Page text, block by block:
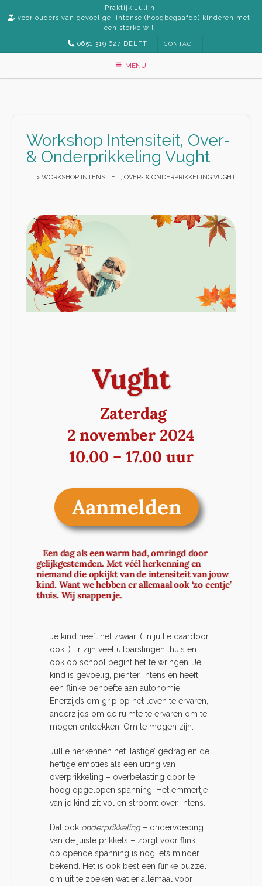
Praktijk Julijn
voor ouders van gevoelige, intense (hoogbegaafde) kinderen met
een sterke wil
0651 319 627 DELFT CONTACT
MENU
Workshop Intensiteit, Over-
& Onderprikkeling Vught
> WORKSHOP INTENSITEIT, OVER- & ONDERPRIKKELING VUGHT
Vught
Zaterdag
2 november 2024
10.00 – 17.00 uur
Aanmelden
Een dag als een warm bad, omringd door
gelijkgestemden. Met véél herkenning en
niemand die opkijkt van de intensiteit van jouw
kind. Want we hebben er allemaal ook ‘zo eentje’
thuis. Wij snappen je.
Je kind heeft het zwaar. (En jullie daardoor
ook…) Er zijn veel uitbarstingen thuis en
ook op school begint het te wringen. Je
kind is gevoelig, pienter, intens en heeft
een flinke behoefte aan autonomie.
Enerzijds om grip op het leven te ervaren,
anderzijds om de ruimte te ervaren om te
mogen ontdekken. Om te mogen zijn.
Jullie herkennen het ‘lastige’ gedrag en de
heftige emoties als een uiting van
overprikkeling – overbelasting door te
hoog opgelopen spanning. Het emmertje
van je kind zit vol en stroomt over. Intens.
Dat ook onderprikkeling– ondervoeding
van de juiste prikkels – zorgt voor flink
oplopende spanning is nog iets minder
bekend. Het is ook best een flinke puzzel
om uit te zoeken wat er allemaal voor